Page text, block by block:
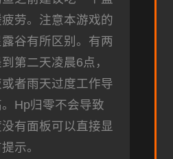
劳。注意本游戏的
谷有所区别。有两
第二天凌晨6点，
者雨天过度工作导
Hp归零不会导致
有面板可以直接显
示。